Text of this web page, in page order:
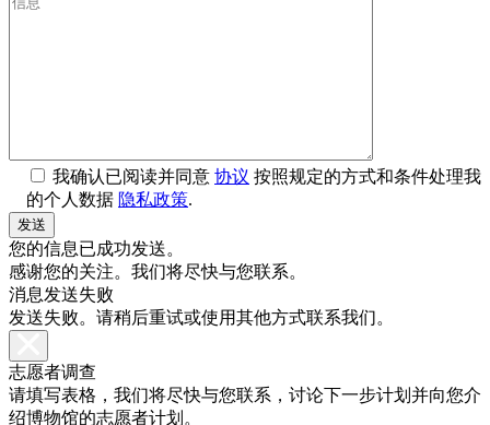
我确认已阅读并同意 协议 按照规定的方式和条件处理我
的个人数据 隐私政策.
您的信息已成功发送。
感谢您的关注。我们将尽快与您联系。
消息发送失败
发送失败。请稍后重试或使用其他方式联系我们。
志愿者调查
请填写表格，我们将尽快与您联系，讨论下一步计划并向您介
绍博物馆的志愿者计划。